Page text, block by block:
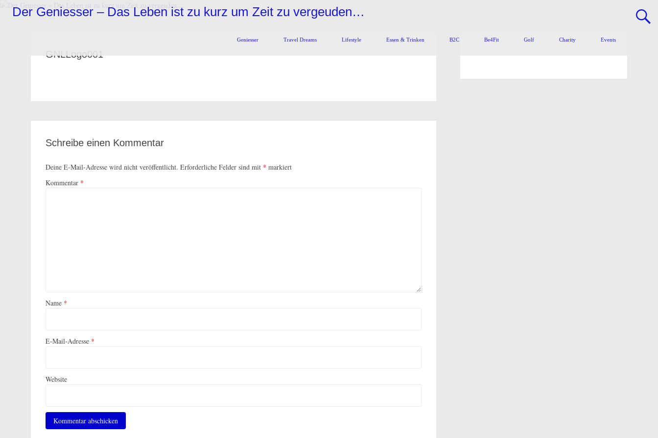
Zum
InhaltDer Geniesser – Das Leben ist zu kurz um Zeit zu vergeuden…
Geniesser Travel Dreams Lifestyle Essen & Trinken B2C Be4Fit Golf Charity Events
GNLLogo001
Schreibe einen Kommentar
Deine E-Mail-Adresse wird nicht veröffentlicht. Erforderliche Felder sind mit * markiert
Kommentar *
Name *
E-Mail-Adresse *
Website